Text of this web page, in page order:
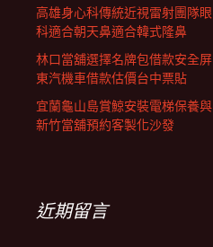
高雄身心科傳統近視雷射團隊眼
科適合朝天鼻適合韓式隆鼻
林口當舖選擇名牌包借款安全屏
東汽機車借款估價台中票貼
宜蘭龜山島賞鯨安裝電梯保養與
新竹當舖預約客製化沙發
近期留言